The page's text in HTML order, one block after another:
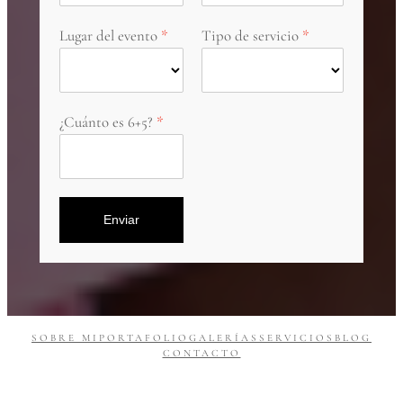
Lugar del evento Tipo de servicio
¿Cuánto es 6+5?
Enviar
SOBRE MI PORTAFOLIO GALERÍAS SERVICIOS BLOG
CONTACTO